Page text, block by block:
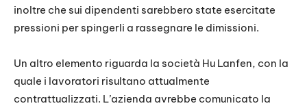
inoltre che sui dipendenti sarebbero state esercitate
pressioni per spingerli a rassegnare le dimissioni.
Un altro elemento riguarda la società Hu Lanfen, con la
quale i lavoratori risultano attualmente
contrattualizzati. L’azienda avrebbe comunicato la